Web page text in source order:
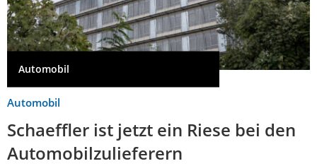
Automobil
Automobil
Schaeffler ist jetzt ein Riese bei den
Automobilzulieferern